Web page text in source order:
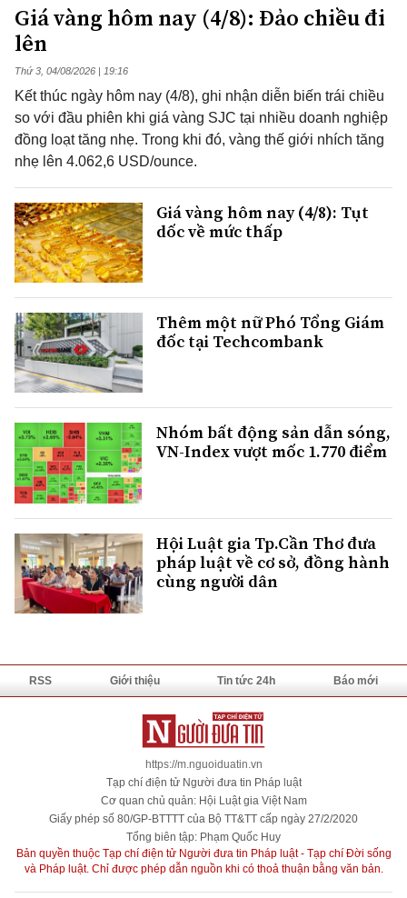
Giá vàng hôm nay (4/8): Đảo chiều đi
lên
Thứ 3, 04/08/2026 | 19:16
Kết thúc ngày hôm nay (4/8), ghi nhận diễn biến trái chiều
so với đầu phiên khi giá vàng SJC tại nhiều doanh nghiệp
đồng loạt tăng nhẹ. Trong khi đó, vàng thế giới nhích tăng
nhẹ lên 4.062,6 USD/ounce.
Giá vàng hôm nay (4/8): Tụt
dốc về mức thấp
Thêm một nữ Phó Tổng Giám
đốc tại Techcombank
Nhóm bất động sản dẫn sóng,
VN-Index vượt mốc 1.770 điểm
Hội Luật gia Tp.Cần Thơ đưa
pháp luật về cơ sở, đồng hành
cùng người dân
RSS Giới thiệu Tin tức 24h Báo mới
https://m.nguoiduatin.vn
Tạp chí điện tử Người đưa tin Pháp luật
Cơ quan chủ quản: Hội Luật gia Việt Nam
Giấy phép số 80/GP-BTTTT của Bộ TT&TT cấp ngày 27/2/2020
Tổng biên tập: Phạm Quốc Huy
Bản quyền thuộc Tạp chí điện tử Người đưa tin Pháp luật - Tạp chí Đời sống
và Pháp luật. Chỉ được phép dẫn nguồn khi có thoả thuận bằng văn bản.